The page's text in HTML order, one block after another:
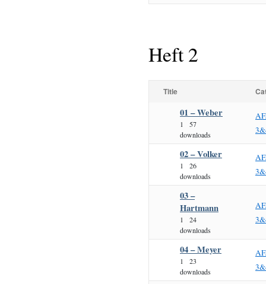
Heft 2
Title
01 – Weber
1
57
downloads
02 – Volker
1
26
downloads
03 –
Hartmann
1
24
downloads
04 – Meyer
1
23
downloads